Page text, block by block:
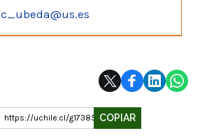
c_ubeda@us.es
https://uchile.cl/g173853COPIAR